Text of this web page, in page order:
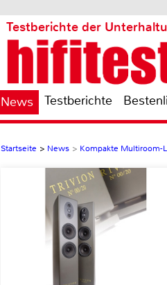
Testberichte der
News Testberichte
Startseite > News > Kompakte Multiroom-